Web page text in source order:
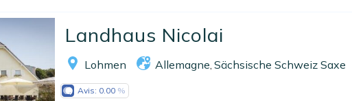
Landhaus Nicolai
Lohmen Allemagne Sächsische Schweiz Saxe
Avis: 0.00